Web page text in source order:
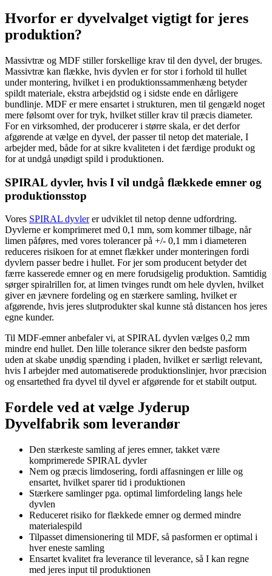
Hvorfor er dyvelvalget vigtigt for jeres
produktion?
Massivtræ og MDF stiller forskellige krav til den dyvel, der bruges.
Massivtræ kan flække, hvis dyvlen er for stor i forhold til hullet
under montering, hvilket i en produktionssammenhæng betyder
spildt materiale, ekstra arbejdstid og i sidste ende en dårligere
bundlinje. MDF er mere ensartet i strukturen, men til gengæld noget
mere følsomt over for tryk, hvilket stiller krav til præcis diameter.
For en virksomhed, der producerer i større skala, er det derfor
afgørende at vælge en dyvel, der passer til netop det materiale, I
arbejder med, både for at sikre kvaliteten i det færdige produkt og
for at undgå unødigt spild i produktionen.
SPIRAL dyvler, hvis I vil undgå flækkede emner og
produktionsstop
Vores SPIRAL dyvlerer udviklet til netop denne udfordring.
Dyvlerne er komprimeret med 0,1 mm, som kommer tilbage, når
limen påføres, med vores tolerancer på +/- 0,1 mm i diameteren
reduceres risikoen for at emnet flækker under monteringen fordi
dyvlern passer bedre i hullet. For jer som producent betyder det
færre kasserede emner og en mere forudsigelig produktion. Samtidig
sørger spiralrillen for, at limen tvinges rundt om hele dyvlen, hvilket
giver en jævnere fordeling og en stærkere samling, hvilket er
afgørende, hvis jeres slutprodukter skal kunne stå distancen hos jeres
egne kunder.
Til MDF-emner anbefaler vi, at SPIRAL dyvlen vælges 0,2 mm
mindre end hullet. Den lille tolerance sikrer den bedste pasform
uden at skabe unødig spænding i pladen, hvilket er særligt relevant,
hvis I arbejder med automatiserede produktionslinjer, hvor præcision
og ensartethed fra dyvel til dyvel er afgørende for et stabilt output.
Fordele ved at vælge Jyderup
Dyvelfabrik som leverandør
Den stærkeste samling af jeres emner, takket være
komprimerede SPIRAL dyvler
Nem og præcis limdosering, fordi affasningen er lille og
ensartet, hvilket sparer tid i produktionen
Stærkere samlinger pga. optimal limfordeling langs hele
dyvlen
Reduceret risiko for flækkede emner og dermed mindre
materialespild
Tilpasset dimensionering til MDF, så pasformen er optimal i
hver eneste samling
Ensartet kvalitet fra leverance til leverance, så I kan regne
med jeres input til produktionen